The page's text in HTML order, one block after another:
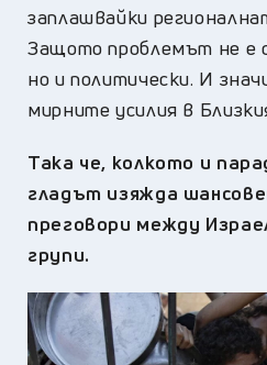
заплашвайки
Защото проблемът не е
но и политически. И
мирните усилия в
Така че, колкото и
гладът изяжда
преговори между
групи.